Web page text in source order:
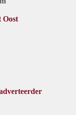
Oost